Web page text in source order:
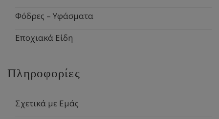
Φόδρες – Υφάσματα
Εποχιακά Είδη
Πληροφορίες
Σχετικά με Εμάς